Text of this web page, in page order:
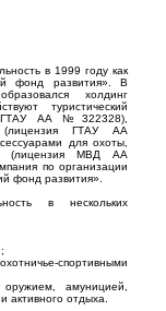
в 1999 году как
фонд развития». В
холдинг
туристический
ГТАУ АА №322328),
(лицензия ГТАУ АА
для охоты,
(лицензия МВД АА
по организации
фонд развития».
в нескольких
спортивными
амуницией,
активного отдыха.